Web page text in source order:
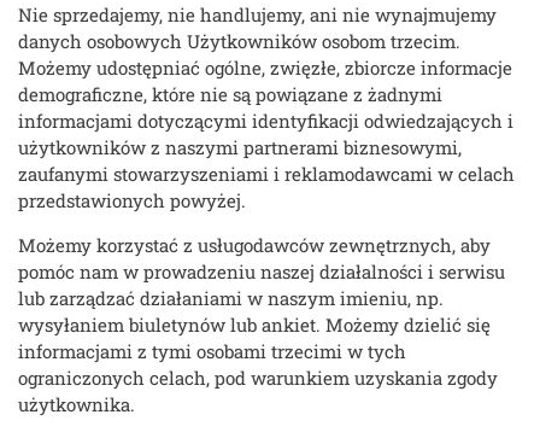
Nie sprzedajemy, nie handlujemy, ani nie wynajmujemy
danych osobowych Użytkowników osobom trzecim.
Możemy udostępniać ogólne, zwięzłe, zbiorcze informacje
demograficzne, które nie są powiązane z żadnymi
informacjami dotyczącymi identyfikacji odwiedzających i
użytkowników z naszymi partnerami biznesowymi,
zaufanymi stowarzyszeniami i reklamodawcami w celach
przedstawionych powyżej.
Możemy korzystać z usługodawców zewnętrznych, aby
pomóc nam w prowadzeniu naszej działalności i serwisu
lub zarządzać działaniami w naszym imieniu, np.
wysyłaniem biuletynów lub ankiet. Możemy dzielić się
informacjami z tymi osobami trzecimi w tych
ograniczonych celach, pod warunkiem uzyskania zgody
użytkownika.